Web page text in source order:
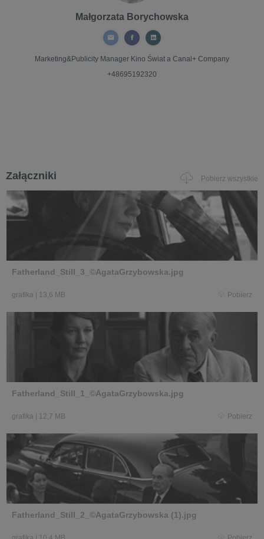
Małgorzata Borychowska
Marketing&Publicity Manager Kino Świat a Canal+ Company
+48695192320
Załączniki Pobierz wszystkie
Fatherland_Still_3_©AgataGrzybowska.jpg
grafika 13,6 MB Pobierz
Fatherland_Still_1_©AgataGrzybowska.jpg
grafika 12,7 MB Pobierz
Fatherland_Still_2_©AgataGrzybowska (1).jpg